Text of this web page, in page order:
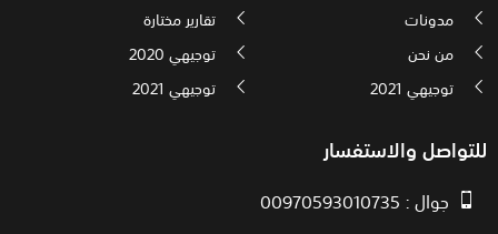
مدونات
تقارير مختارة
من نحن
توجيهي 2020
توجيهي 2021
توجيهي 2021
للتواصل والاستفسار
جوال : 00970593010735